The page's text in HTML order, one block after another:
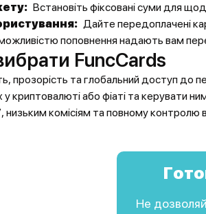
Встановіть фіксовані суми для
Дайте передоплачені
поповнення надають вам
FuncCards
прозорість та глобальний доступ до
криптовалюті або фіаті та керувати
низьким комісіям та повному
Не